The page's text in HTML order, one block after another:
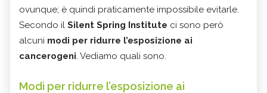
ovunque; è quindi praticamente impossibile evitarle.
Secondo il Silent Spring Institute ci sono però
alcuni modi per ridurre l’esposizione ai
cancerogeni. Vediamo quali sono.
Modi per ridurre l’esposizione ai